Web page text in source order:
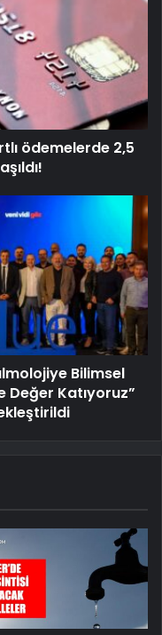
ödemelerde 2,5
Bilimsel
Değer Katıyoruz”